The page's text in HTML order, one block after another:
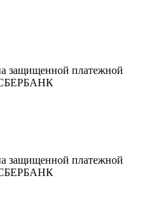
защищенной платежной
СБЕРБАНК
защищенной платежной
СБЕРБАНК